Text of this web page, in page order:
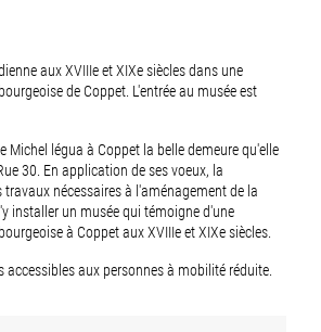
aux XVIIIe et XIXe siècles dans une
de Coppet. L'entrée au musée est
Michel légua à Coppet la belle demeure qu'elle
30. En application de ses voeux, la
nécessaires à l'aménagement de la
installer un musée qui témoigne d'une
à Coppet aux XVIIIe et XIXe siècles.
accessibles aux personnes à mobilité réduite.